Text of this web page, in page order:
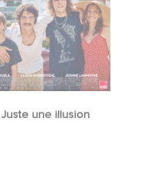
Juste une illusion